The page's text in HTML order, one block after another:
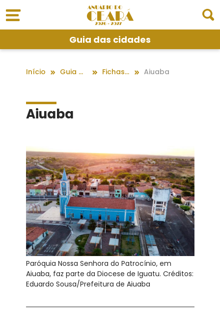
Guia das cidades
Início Guia das cidades Fichas dos Municípios Aiuaba
Aiuaba
Paróquia Nossa Senhora do Patrocínio, em
Aiuaba, faz parte da Diocese de Iguatu. Créditos:
Eduardo Sousa/Prefeitura de Aiuaba